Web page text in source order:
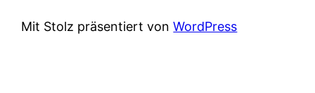
Mit Stolz präsentiert vonWordPress